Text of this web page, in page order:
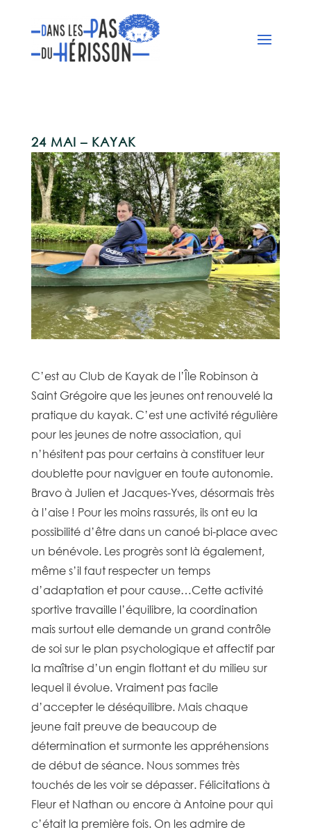
24 MAI – KAYAK
C’est au Club de Kayak de l’Île Robinson à
Saint Grégoire que les jeunes ont renouvelé la
pratique du kayak. C’est une activité régulière
pour les jeunes de notre association, qui
n’hésitent pas pour certains à constituer leur
doublette pour naviguer en toute autonomie.
Bravo à Julien et Jacques-Yves, désormais très
à l’aise ! Pour les moins rassurés, ils ont eu la
possibilité d’être dans un canoé bi-place avec
un bénévole. Les progrès sont là également,
même s’il faut respecter un temps
d’adaptation et pour cause…Cette activité
sportive travaille l’équilibre, la coordination
mais surtout elle demande un grand contrôle
de soi sur le plan psychologique et affectif par
la maîtrise d’un engin flottant et du milieu sur
lequel il évolue. Vraiment pas facile
d’accepter le déséquilibre. Mais chaque
jeune fait preuve de beaucoup de
détermination et surmonte les appréhensions
de début de séance. Nous sommes très
touchés de les voir se dépasser. Félicitations à
Fleur et Nathan ou encore à Antoine pour qui
c’était la première fois. On les admire de